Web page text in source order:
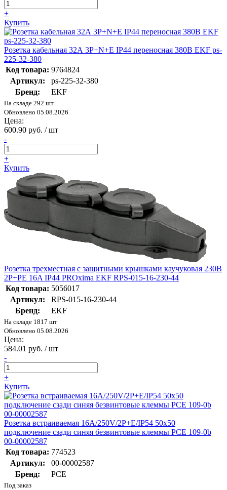
+
Купить
Розетка кабельная 32А 3Р+N+Е IP44 переносная 380В EKF ps-
225-32-380
Код товара: 9764824
Артикул:
ps-225-32-380
Бренд:
EKF
На складе 292 шт
Обновлено 05.08.2026
Цена:
600.90 руб. / шт
-
+
Купить
Розетка трехместная с защитными крышками каучуковая 230В
2P+PE 16A IP44 PROxima EKF RPS-015-16-230-44
Код товара: 5056017
Артикул:
RPS-015-16-230-44
Бренд:
EKF
На складе 1817 шт
Обновлено 05.08.2026
Цена:
584.01 руб. / шт
-
+
Купить
Розетка встраиваемая 16А/250V/2P+E/IP54 50x50
подключение сзади синяя безвинтовые клеммы PCE 109-0b
00-00002587
Код товара: 774523
Артикул:
00-00002587
Бренд:
PCE
Под заказ